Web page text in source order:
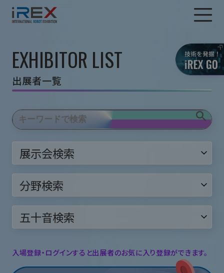
EXHIBITOR LIST
出展者一覧
入場登録・ログインすると出展者のお気に入り登録ができます。